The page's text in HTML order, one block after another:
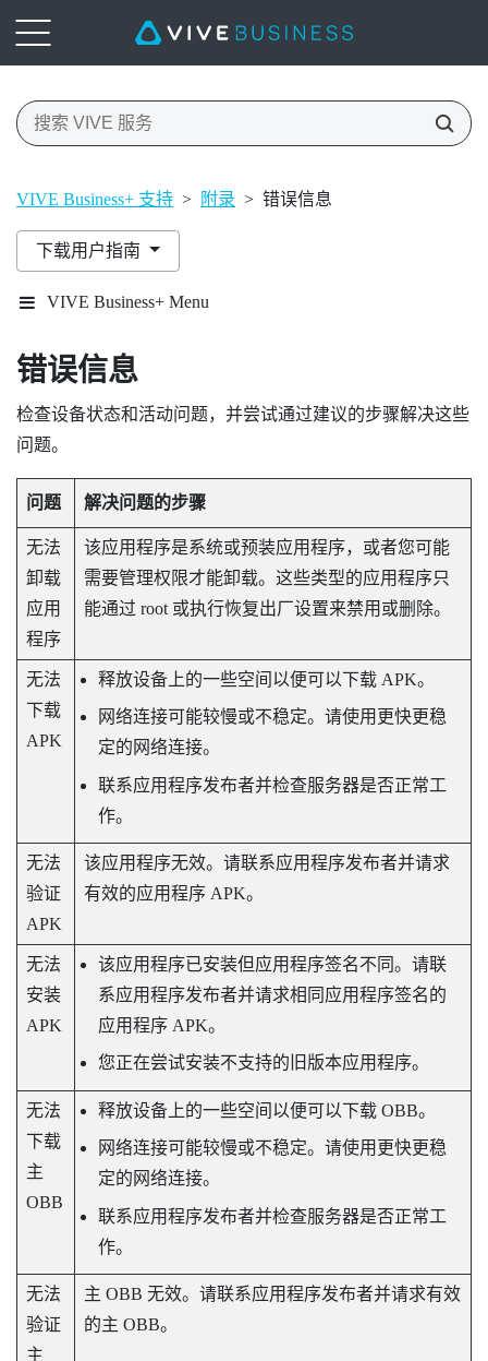
VIVE Business+ 支持 > 附录 > 错误信息
下载用户指南
VIVE Business+ Menu
错误信息
检查设备状态和活动问题，并尝试通过建议的步骤解决这些
问题。
问题 解决问题的步骤
无法
卸载
应用
程序
该应用程序是系统或预装应用程序，或者您可能
需要管理权限才能卸载。这些类型的应用程序只
能通过 root 或执行恢复出厂设置来禁用或删除。
无法
下载
APK
释放设备上的一些空间以便可以下载 APK。
网络连接可能较慢或不稳定。请使用更快更稳
定的网络连接。
联系应用程序发布者并检查服务器是否正常工
作。
无法
验证
APK
该应用程序无效。请联系应用程序发布者并请求
有效的应用程序 APK。
无法
安装
APK
该应用程序已安装但应用程序签名不同。请联
系应用程序发布者并请求相同应用程序签名的
应用程序 APK。
您正在尝试安装不支持的旧版本应用程序。
无法
下载
主
OBB
释放设备上的一些空间以便可以下载 OBB。
网络连接可能较慢或不稳定。请使用更快更稳
定的网络连接。
联系应用程序发布者并检查服务器是否正常工
作。
无法
验证
主
主 OBB 无效。请联系应用程序发布者并请求有效
的主 OBB。